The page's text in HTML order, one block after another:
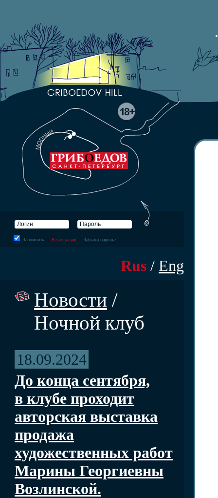
Запомнить Регистрация Забыли пароль?
Rus / Eng
Новости /
Ночной клуб
18.09.2024
До конца сентября,
в клубе проходит
авторская выставка
продажа
художественных работ
Марины Георгиевны
Возлинской.